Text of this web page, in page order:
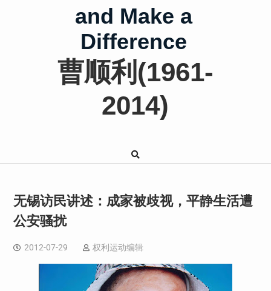
and Make a
Difference
曹顺利(1961-
2014)
无锡访民讲述：成家被歧视，平静生活遭
公安骚扰
2012-07-29 权利运动编辑